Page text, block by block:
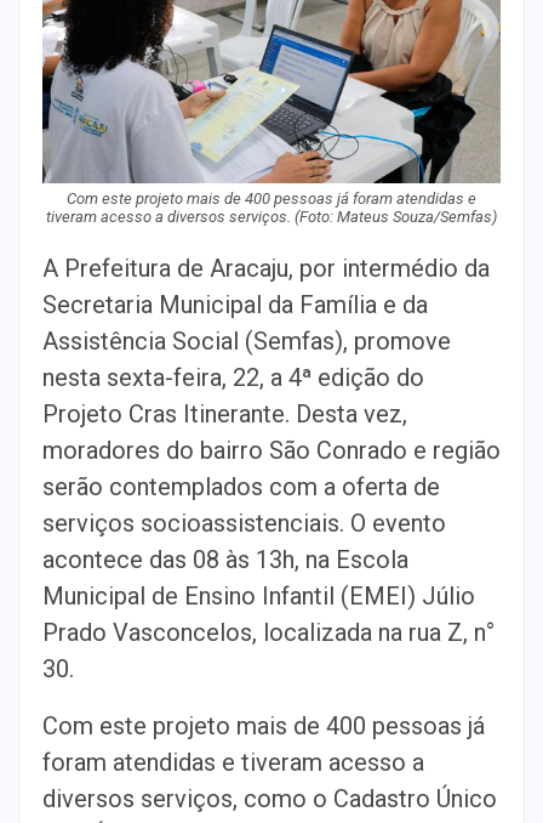
Com este projeto mais de 400 pessoas já foram atendidas e
tiveram acesso a diversos serviços. (Foto: Mateus Souza/Semfas)
A Prefeitura de Aracaju, por intermédio da
Secretaria Municipal da Família e da
Assistência Social (Semfas), promove
nesta sexta-feira, 22, a 4ª edição do
Projeto Cras Itinerante. Desta vez,
moradores do bairro São Conrado e região
serão contemplados com a oferta de
serviços socioassistenciais. O evento
acontece das 08 às 13h, na Escola
Municipal de Ensino Infantil (EMEI) Júlio
Prado Vasconcelos, localizada na rua Z, n°
30.
Com este projeto mais de 400 pessoas já
foram atendidas e tiveram acesso a
diversos serviços, como o Cadastro Único